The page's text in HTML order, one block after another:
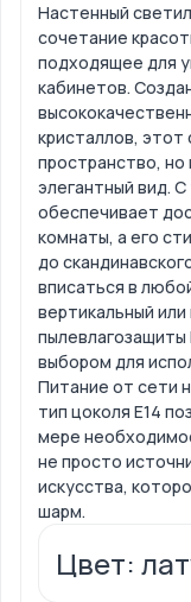
Настенный
сочетание
подходящее для
кабинетов.
кристаллов,
пространство,
элегантный вид.
обеспечивает
комнаты, а его
до
вписаться в
вертикальный
выбором для
Питание от сети
тип цоколя Е14
мере
не просто
искусства,
шарм.
Цвет: